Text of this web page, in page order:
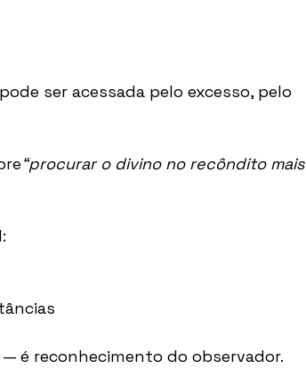
ser acessada pelo excesso, pelo
“procurar o divino no recôndito mais
é reconhecimento do observador.